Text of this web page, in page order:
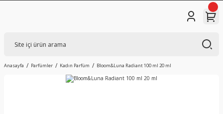
Anasayfa Parfümler Kadın Parfüm Bloom&Luna Radiant 100 ml 20 ml